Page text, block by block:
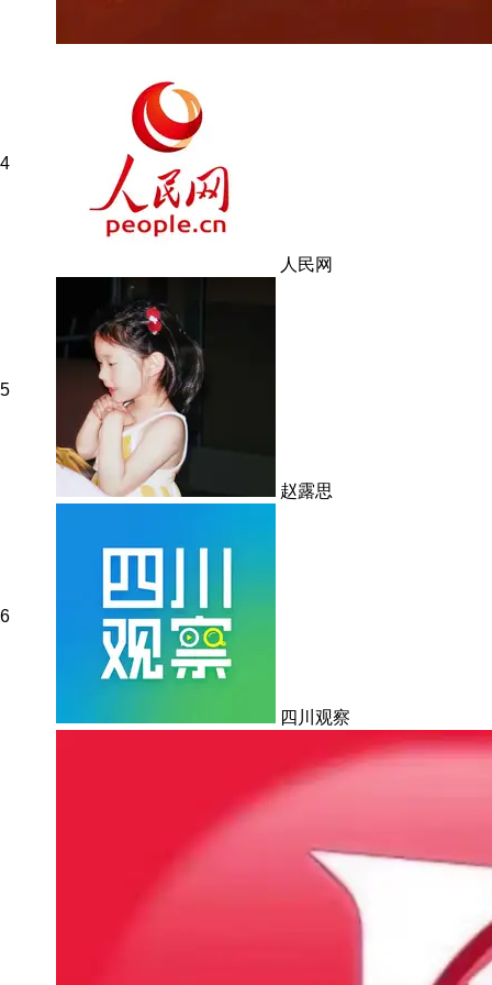
4
人民网
5
赵露思
6
四川观察